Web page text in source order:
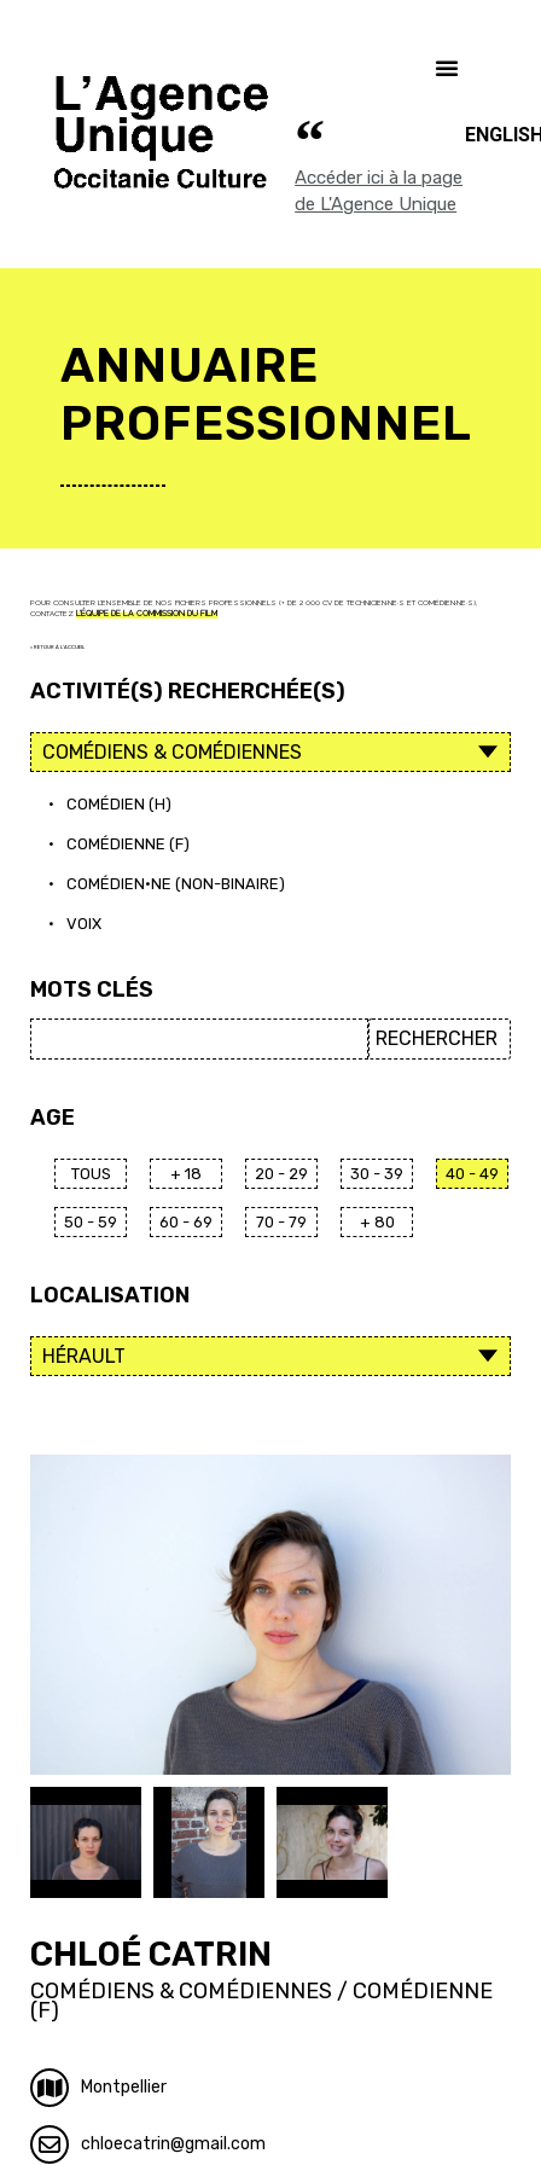
Accéder ici à la page
de L'Agence Unique
ANNUAIRE
PROFESSIONNEL
POUR CONSULTER L'ENSEMBLE DE NOS FICHIERS PROFESSIONNELS (+ DE 2 000 CV DE TECHNICIEN·NE·S ET COMÉDIEN·NE·S),
CONTACTEZ L'ÉQUIPE DE LA COMMISSION DU FILM
< RETOUR À L'ACCUEIL
ACTIVITÉ(S) RECHERCHÉE(S)
• COMÉDIEN (H)
• COMÉDIENNE (F)
• COMÉDIEN·NE (NON-BINAIRE)
• VOIX
MOTS CLÉS
AGE
TOUS + 18 20 - 29 30 - 39 40 - 49
50 - 59 60 - 69 70 - 79 + 80
LOCALISATION
CHLOÉ CATRIN
COMÉDIENS & COMÉDIENNES / COMÉDIENNE
(F)
Montpellier
chloecatrin gmail.com